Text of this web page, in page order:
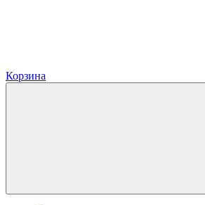
Корзина